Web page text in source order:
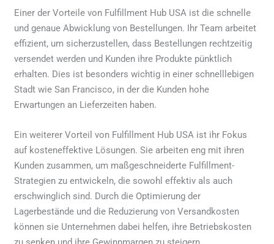
Einer der Vorteile von Fulfillment Hub USA ist die schnelle
und genaue Abwicklung von Bestellungen. Ihr Team arbeitet
effizient, um sicherzustellen, dass Bestellungen rechtzeitig
versendet werden und Kunden ihre Produkte pünktlich
erhalten. Dies ist besonders wichtig in einer schnelllebigen
Stadt wie San Francisco, in der die Kunden hohe
Erwartungen an Lieferzeiten haben.
Ein weiterer Vorteil von Fulfillment Hub USA ist ihr Fokus
auf kosteneffektive Lösungen. Sie arbeiten eng mit ihren
Kunden zusammen, um maßgeschneiderte Fulfillment-
Strategien zu entwickeln, die sowohl effektiv als auch
erschwinglich sind. Durch die Optimierung der
Lagerbestände und die Reduzierung von Versandkosten
können sie Unternehmen dabei helfen, ihre Betriebskosten